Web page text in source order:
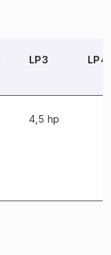
LP3 LP4
4,5 hp